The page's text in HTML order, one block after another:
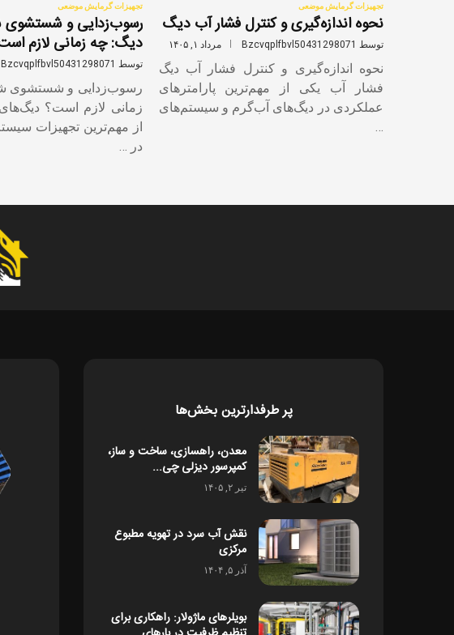
تجهیزات گرمایش موضعی
نحوه اندازه‌گیری و کنترل فشار آب دیگ
توسط Bzcvqplfbvl50431298071 مرداد ۱, ۱۴۰۵
نحوه اندازه‌گیری و کنترل فشار آب دیگ
فشار آب یکی از مهم‌ترین پارامترهای
عملکردی در دیگ‌های آب‌گرم و سیستم‌های
…
تجهیزات گرمایش موضعی
رسوب‌زدایی و شستشوی
دیگ: چه زمانی لازم
توسط Bzcvqplfbvl50431298071
رسوب‌زدایی و شستشوی
زمانی لازم است؟
از مهم‌ترین تجهیزات
در …
پر طرفدارترین بخش‌ها
معدن، راهسازی، ساخت و ساز،
کمپرسور دیزلی چی...
تیر ۲, ۱۴۰۵
نقش آب سرد در تهویه مطبوع
مرکزی
آذر ۵, ۱۴۰۴
بویلرهای ماژولار: راهکاری برای